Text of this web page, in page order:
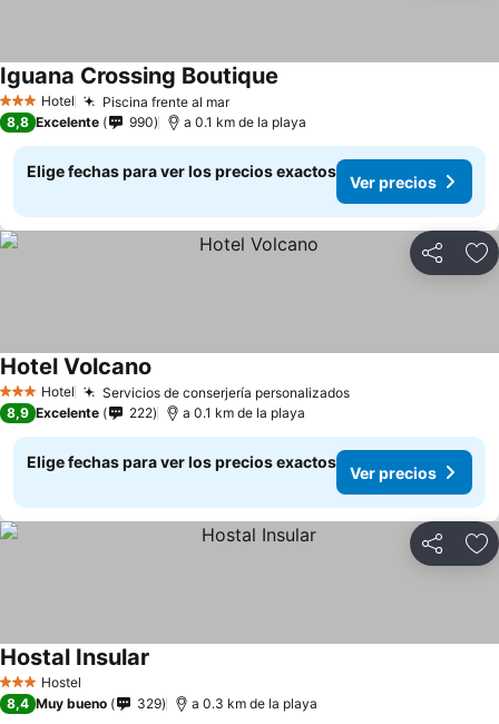
3 Estrellas
Hotel Piscina frente al mar
Iguana Crossing Boutique
8,8 Excelente 990 a 0.1 km de la playa
Elige fechas para ver los precios exactos
Ver precios
Compartir
3 Estrellas
Hotel Servicios de conserjería personalizados
Hotel Volcano
8,9 Excelente 222 a 0.1 km de la playa
Elige fechas para ver los precios exactos
Ver precios
Compartir
3 EstrellasHostel
Hostal Insular
8,4 Muy bueno 329 a 0.3 km de la playa